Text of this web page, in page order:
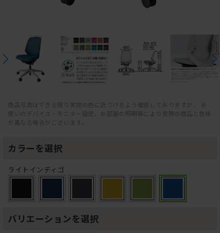
商品写真はできる限り実物の色に近づけるよう徹底しておりますが、 お
使いのデバイス・モニター設定、お部屋の照明等により実際の商品と色味
が異なる場合がございます。
カラーを選択
ライトインディゴ
バリエーションを選択